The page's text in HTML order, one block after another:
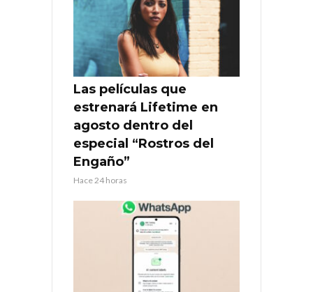
Las películas que
estrenará Lifetime en
agosto dentro del
especial “Rostros del
Engaño”
Hace 24 horas